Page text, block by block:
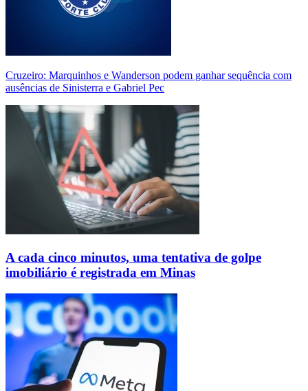
Cruzeiro: Marquinhos e Wanderson podem ganhar sequência com
ausências de Sinisterra e Gabriel Pec
A cada cinco minutos, uma tentativa de golpe
imobiliário é registrada em Minas